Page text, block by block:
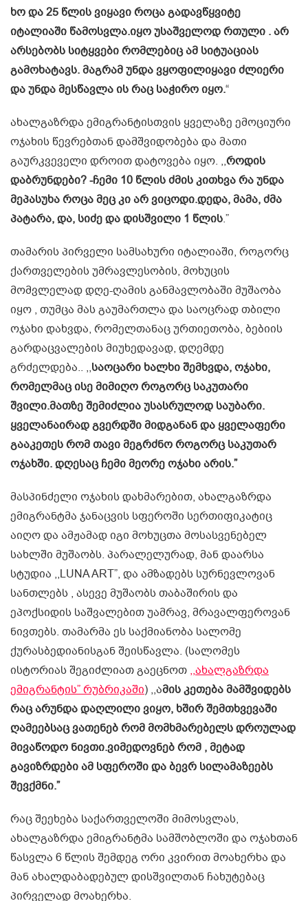
ხო და 25 წლის ვიყავი როცა გადავწყვიტე
იტალიაში წამოსვლა.იყო უსაშველოდ რთული . არ
არსებობს სიტყვები რომლებიც ამ სიტუაციას
გამოხატავს. მაგრამ უნდა ვყოფილიყავი ძლიერი
და უნდა მესწავლა ის რაც საჭირო იყო.“
ახალგაზრდა ემიგრანტისთვის ყველაზე ემოციური
ოჯახის წევრებთან დამშვიდობება და მათი
გაურკვეველი დროით დატოვება იყო. ,,როდის
დაბრუნდები? -ჩემი 10 წლის ძმის კითხვა რა უნდა
მეპასუხა როცა მეც კი არ ვიცოდი.დედა, მამა, ძმა
პატარა, და, სიძე და დისშვილი 1 წლის.”
თამარის პირველი სამსახური იტალიაში, როგორც
ქართველების უმრავლესობის, მოხუცის
მომვლელად დღე-ღამის განმავლობაში მუშაობა
იყო , თუმცა მას გაუმართლა და საოცრად თბილი
ოჯახი დახვდა, რომელთანაც ურთიეთობა, ბებიის
გარდაცვალების მიუხედავად, დღემდე
გრძელდება.. ,,საოცარი ხალხი შემხვდა, ოჯახი,
რომელმაც ისე მიმიღო როგორც საკუთარი
შვილი.მათზე შემიძლია უსასრულოდ საუბარი.
ყველანაირად გვერდში მიდგანან და ყველაფერი
გააკეთეს რომ თავი მეგრძნო როგორც საკუთარ
ოჯახში. დღესაც ჩემი მეორე ოჯახი არის.”
მასპინძელი ოჯახის დახმარებით, ახალგაზრდა
ემიგრანტმა ჯანაცვის სფეროში სერთიფიკატიც
აიღო და ამჟამად იგი მოხუცთა მოსასვენებელ
სახლში მუშაობს. პარალელურად, მან დაარსა
სტუდია ,,LUNA ART”, და ამზადებს სურნევლოვან
სანთლებს , ასევე მუშაობს თაბაშირის და
ეპოქსიდის საშვალებით უამრავ, მრავალფეროვან
ნივთებს. თამარმა ეს საქმიანობა სალომე
ქურასბედიანისგან შეისწავლა. (სალომეს
ისტორიას შეგიძლიათ გაეცნოთ ,,ახალგაზრდა
ემიგრანტის” რუბრიკაში) ,,ამის კეთება მამშვიდებს
რაც არუნდა დაღლილი ვიყო, ხშირ შემთხვევაში
ღამეებსაც ვათენებ რომ მომხმარებელს დროულად
მივაწოდო ნივთი.ვიმედოვნებ რომ , მეტად
გავიზრდები ამ სფეროში და ბევრ სილამაზეებს
შევქმნი.”
რაც შეეხება საქართველოში მიმოსვლას,
ახალგაზრდა ემიგრანტმა სამშობლოში და ოჯახთან
წასვლა 6 წლის შემდეგ ორი კვირით მოახერხა და
მან ახალდაბადებულ დისშვილთან ჩახუტებაც
პირველად მოახერხა.